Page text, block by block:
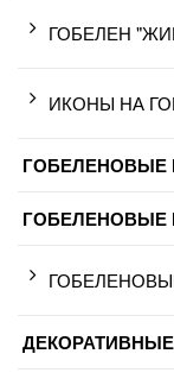
ГОБЕЛЕН
ИКОНЫ НА
ГОБЕЛЕНОВЫЕ
ГОБЕЛЕНОВЫЕ